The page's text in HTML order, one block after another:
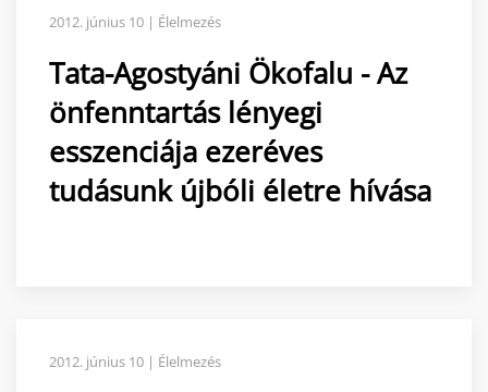
2012. június 10 | Élelmezés
Tata-Agostyáni Ökofalu - Az
önfenntartás lényegi
esszenciája ezeréves
tudásunk újbóli életre hívása
2012. június 10 | Élelmezés